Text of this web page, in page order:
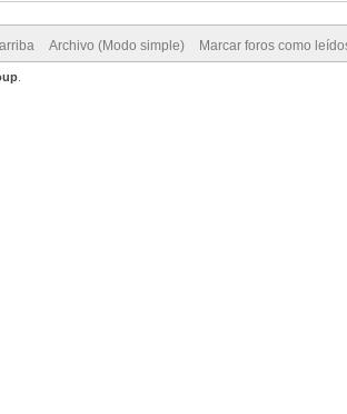
Archivo (Modo simple) Marcar foros como
.